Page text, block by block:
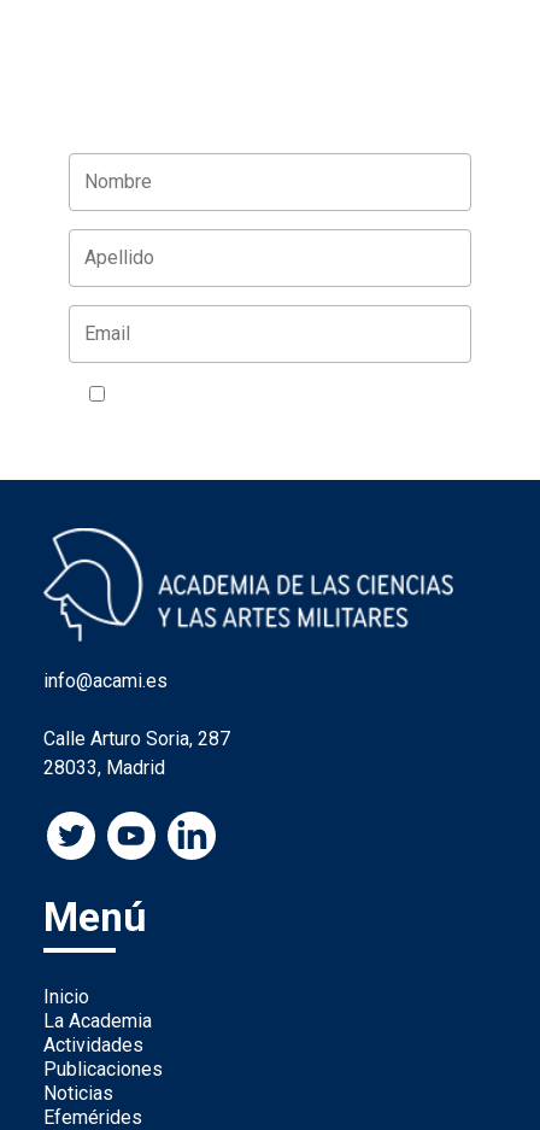
info@acami.es
Calle Arturo Soria, 287
28033, Madrid
Menú
Inicio
La Academia
Actividades
Publicaciones
Noticias
Efemérides